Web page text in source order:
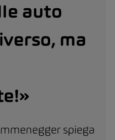
auto
ma
spiega